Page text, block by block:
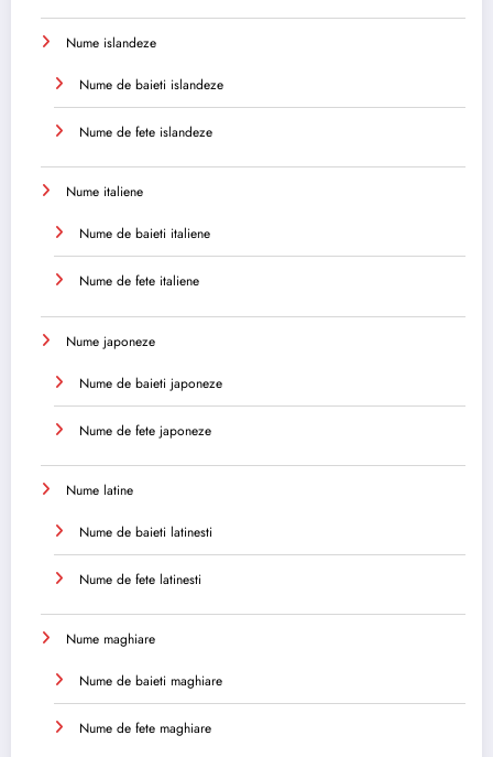
Nume islandeze
Nume de baieti islandeze
Nume de fete islandeze
Nume italiene
Nume de baieti italiene
Nume de fete italiene
Nume japoneze
Nume de baieti japoneze
Nume de fete japoneze
Nume latine
Nume de baieti latinesti
Nume de fete latinesti
Nume maghiare
Nume de baieti maghiare
Nume de fete maghiare